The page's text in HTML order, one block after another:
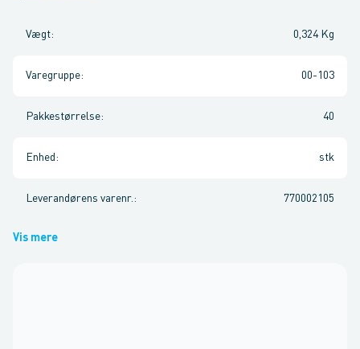
Vægt: 0,324 Kg
Varegruppe: 00-103
Pakkestørrelse: 40
Enhed : stk
Leverandørens varenr. : 770002105
Vis mere